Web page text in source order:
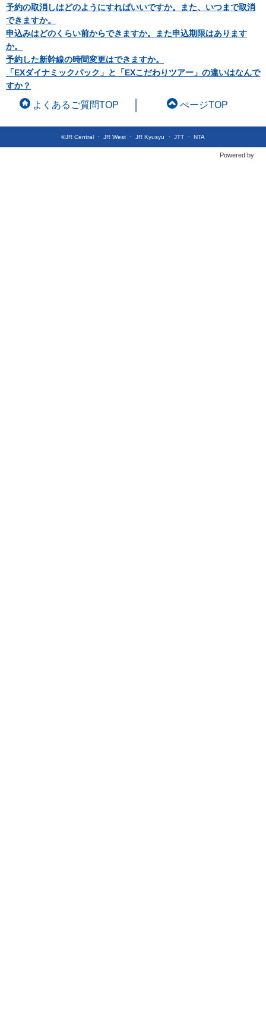
予約の取消しはどのようにすればいいですか。また、いつまで取消
できますか。
申込みはどのくらい前からできますか。また申込期限はあります
か。
予約した新幹線の時間変更はできますか。
「EXダイナミックパック」と「EXこだわりツアー」の違いはなんで
すか？
©JR Central ・ JR West ・ JR Kyusyu ・ JTT ・ NTA
Powered by
よくあるご質問TOP ぺージTOP